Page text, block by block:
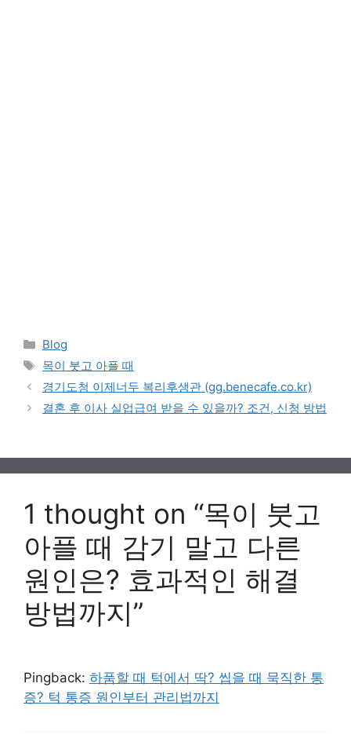
Categories
Blog
Tags
목이 붓고 아플 때
경기도청 이제너두 복리후생관 (gg.benecafe.co.kr)
결혼 후 이사 실업급여 받을 수 있을까? 조건, 신청 방법
1 thought on “목이 붓고
아플 때 감기 말고 다른
원인은? 효과적인 해결
방법까지”
Pingback: 하품할 때 턱에서 딱? 씹을 때 묵직한 통
증? 턱 통증 원인부터 관리법까지